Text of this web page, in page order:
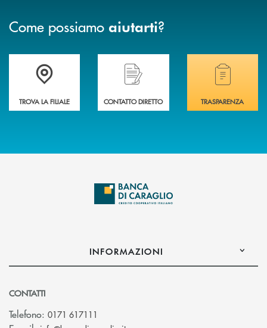
Come possiamo aiutarti?
Accedi all' elenco completo delle filiali di Banca di Caraglio.
TROVA LA FILIALE
Hai bisogno di assistenza immediata?
CONTATTO DIRETTO
Hai bisogno di
TRASPARENZA
INFORMAZIONI
CONTATTI
Telefono: 0171 617111